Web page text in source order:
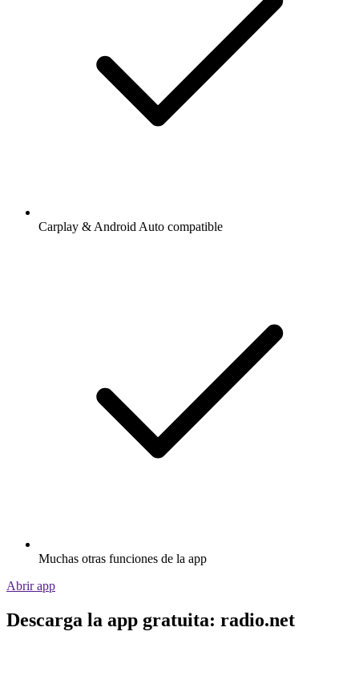
Carplay & Android Auto compatible
Muchas otras funciones de la app
Abrir app
Descarga la app gratuita: radio.net